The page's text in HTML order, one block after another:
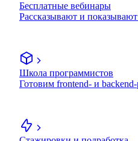
Бесплатные вебинары
Рассказывают и
Школа программистов
Готовим frontend- и backend-